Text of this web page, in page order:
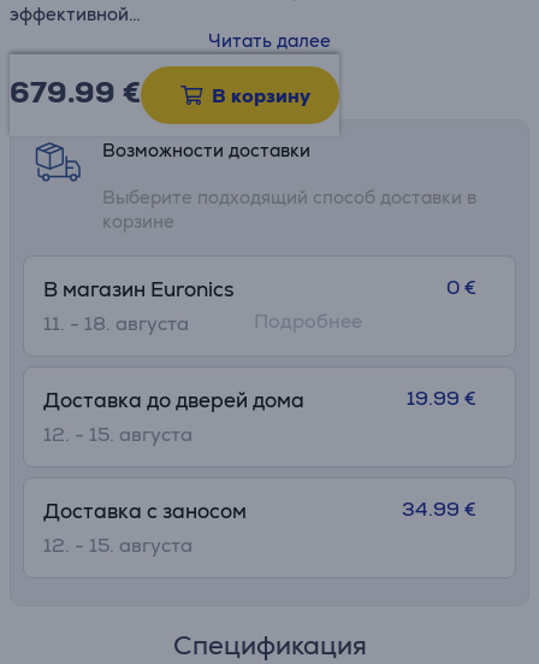
эффективной
• Автоматическая дозировка моющего средства
Читать далее
679.99 € В корзину
Информационный лист
Возможности доставки
Выберите подходящий способ доставки в
корзине
В магазин Euronics
11. - 18. августа
0 €
Подробнее
Доставка до дверей дома
12. - 15. августа
19.99 €
Доставка с заносом
12. - 15. августа
34.99 €
Спецификация